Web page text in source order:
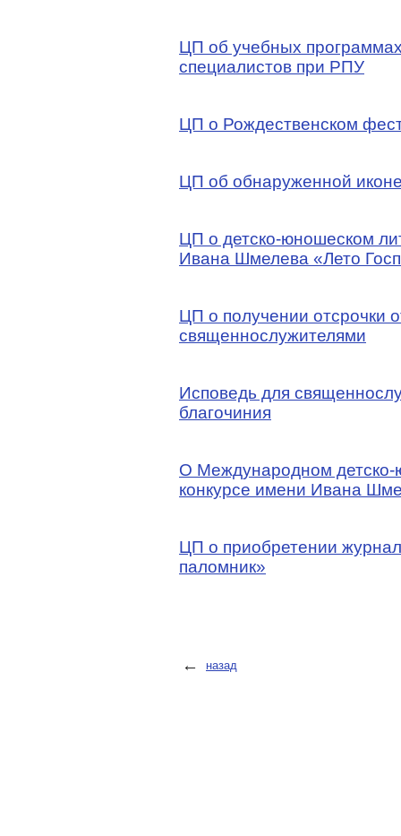
ЦП об учебных
специалистов при РПУ
ЦП о Рождественском
ЦП об обнаруженной
ЦП о детско-юношеском
Ивана Шмелева «Лето
ЦП о получении отсрочки
священнослужителями
Исповедь для
благочиния
О Международном
конкурсе имени Ивана
ЦП о приобретении
паломник»
← назад